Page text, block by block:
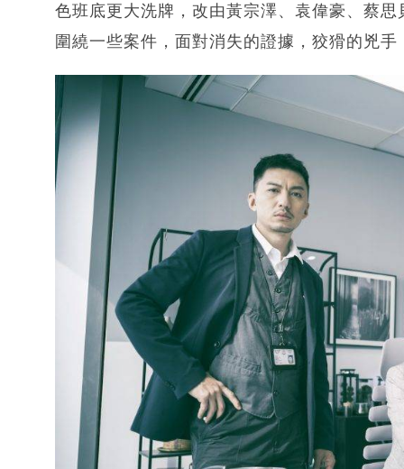
色班底更大洗牌，改由黃宗澤、袁偉豪、蔡
圍繞一些案件，面對消失的證據，狡猾的兇